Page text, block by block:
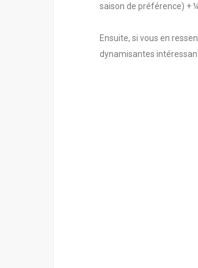
saison de préférence) +
Ensuite, si vous en
dynamisantes